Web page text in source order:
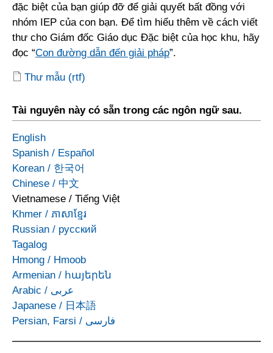
đặc biệt của bạn giúp đỡ để giải quyết bất đồng với
nhóm IEP của con bạn. Để tìm hiểu thêm về cách viết
thư cho Giám đốc Giáo dục Đặc biệt của học khu, hãy
đọc “Con đường dẫn đến giải pháp”.
Thư mẫu (rtf)
Tài nguyên này có sẵn trong các ngôn ngữ sau.
English
Spanish / Español
Korean / 한국어
Chinese / 中文
Vietnamese / Tiếng Việt
Khmer / ភាសាខ្មែរ
Russian / русский
Tagalog
Hmong / Hmoob
Armenian / հայերեն
Arabic / عربى
Japanese / 日本語
Persian, Farsi / فارسی